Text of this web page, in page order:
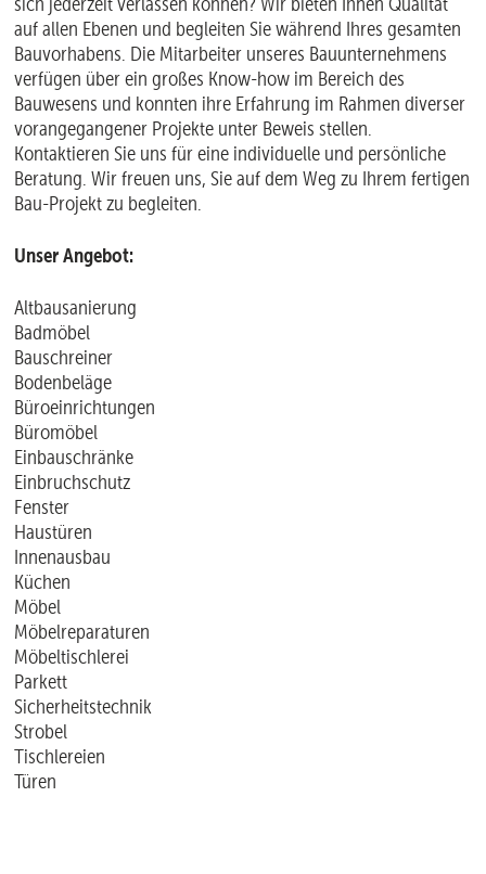
auf allen Ebenen und begleiten Sie während Ihres gesamten
Bauvorhabens. Die Mitarbeiter unseres Bauunternehmens
verfügen über ein großes Know-how im Bereich des
Bauwesens und konnten ihre Erfahrung im Rahmen diverser
vorangegangener Projekte unter Beweis stellen.
Kontaktieren Sie uns für eine individuelle und persönliche
Beratung. Wir freuen uns, Sie auf dem Weg zu Ihrem fertigen
Bau-Projekt zu begleiten.
Unser Angebot:
Altbausanierung
Badmöbel
Bauschreiner
Bodenbeläge
Büroeinrichtungen
Büromöbel
Einbauschränke
Einbruchschutz
Fenster
Haustüren
Innenausbau
Küchen
Möbel
Möbelreparaturen
Möbeltischlerei
Parkett
Sicherheitstechnik
Strobel
Tischlereien
Türen